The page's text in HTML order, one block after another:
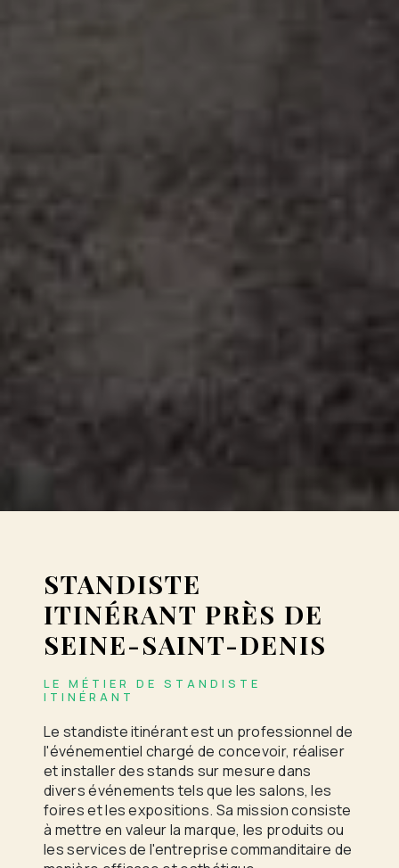
STANDISTE
ITINÉRANT PRÈS DE
SEINE-SAINT-DENIS
LE MÉTIER DE STANDISTE
ITINÉRANT
Le standiste itinérant est un professionnel de
l'événementiel chargé de concevoir, réaliser
et installer des stands sur mesure dans
divers événements tels que les salons, les
foires et les expositions. Sa mission consiste
à mettre en valeur la marque, les produits ou
les services de l'entreprise commanditaire de